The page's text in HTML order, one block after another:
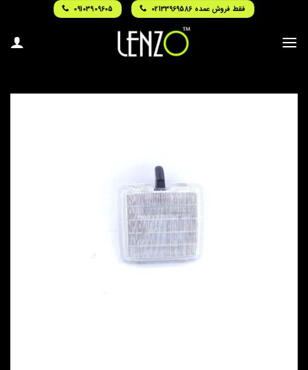
content
فقط فروش عمده 02133969586 09103909605